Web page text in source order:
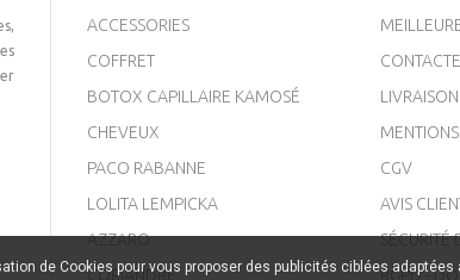
ACCESSORIES
COFFRET
BOTOX CAPILLAIRE KAMOSÉ
CHEVEUX
PACO RABANNE
LOLITA LEMPICKA
AZZARO
CORIANDRE
LIVRAISON
CGV
AVIS
SÉCURITÉ
RGPD -
de Cookies pour vous proposer des publicités ciblées